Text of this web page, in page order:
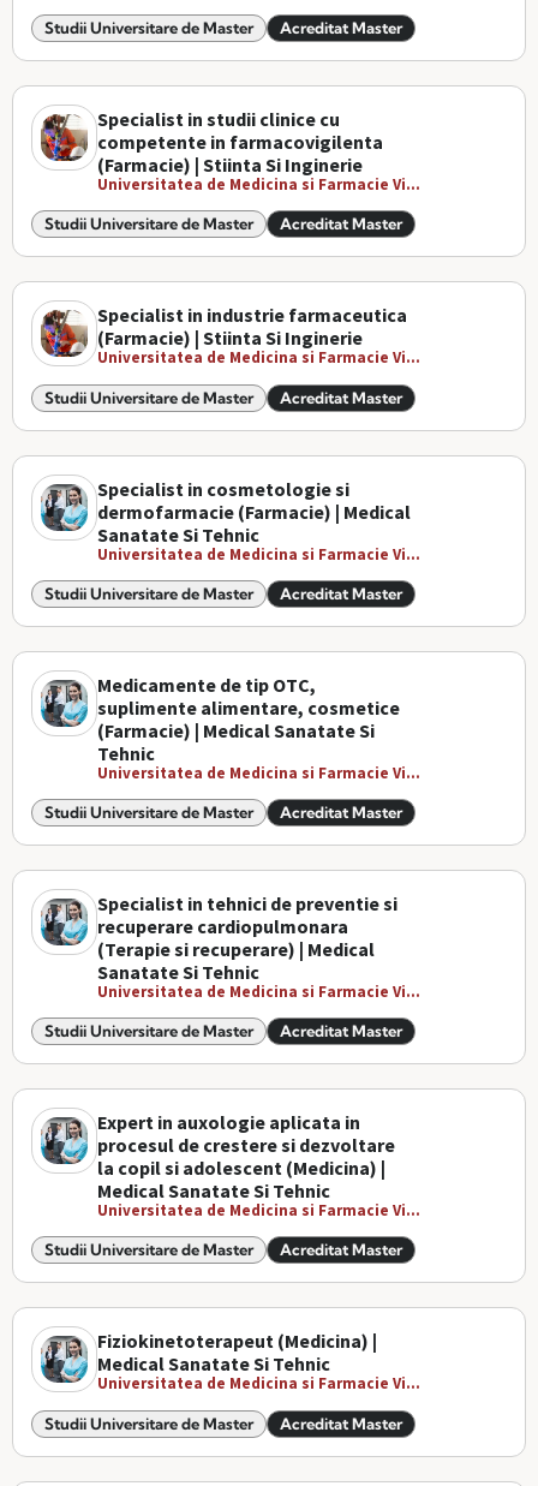
Studii Universitare de Master Acreditat Master
Specialist in studii clinice cu
competente in farmacovigilenta
(Farmacie) | Stiinta Si Inginerie
Universitatea de Medicina si Farmacie Vi...
Studii Universitare de Master Acreditat Master
Specialist in industrie farmaceutica
(Farmacie) | Stiinta Si Inginerie
Universitatea de Medicina si Farmacie Vi...
Studii Universitare de Master Acreditat Master
Specialist in cosmetologie si
dermofarmacie (Farmacie) | Medical
Sanatate Si Tehnic
Universitatea de Medicina si Farmacie Vi...
Studii Universitare de Master Acreditat Master
Medicamente de tip OTC,
suplimente alimentare, cosmetice
(Farmacie) | Medical Sanatate Si
Tehnic
Universitatea de Medicina si Farmacie Vi...
Studii Universitare de Master Acreditat Master
Specialist in tehnici de preventie si
recuperare cardiopulmonara
(Terapie si recuperare) | Medical
Sanatate Si Tehnic
Universitatea de Medicina si Farmacie Vi...
Studii Universitare de Master Acreditat Master
Expert in auxologie aplicata in
procesul de crestere si dezvoltare
la copil si adolescent (Medicina) |
Medical Sanatate Si Tehnic
Universitatea de Medicina si Farmacie Vi...
Studii Universitare de Master Acreditat Master
Fiziokinetoterapeut (Medicina) |
Medical Sanatate Si Tehnic
Universitatea de Medicina si Farmacie Vi...
Studii Universitare de Master Acreditat Master